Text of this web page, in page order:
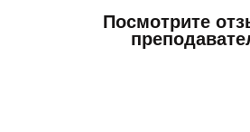
Посмотрите